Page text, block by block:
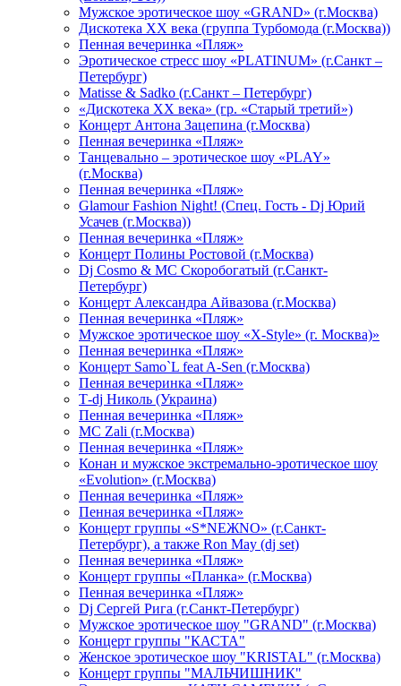
Мужское эротическое шоу «GRAND» (г.Москва)
Дискотека XX века (группа Турбомода (г.Москва))
Пенная вечеринка «Пляж»
Эротическое стресс шоу «PLATINUM» (г.Санкт –
Петербург)
Matisse & Sadko (г.Санкт – Петербург)
«Дискотека ХХ века» (гр. «Старый третий»)
Концерт Антона Зацепина (г.Москва)
Пенная вечеринка «Пляж»
Танцевально – эротическое шоу «PLAY»
(г.Москва)
Пенная вечеринка «Пляж»
Glamour Fashion Night! (Спец. Гость - Dj Юрий
Усачев (г.Москва))
Пенная вечеринка «Пляж»
Концерт Полины Ростовой (г.Москва)
Dj Cosmo & МС Скоробогатый (г.Санкт-
Петербург)
Концерт Александра Айвазова (г.Москва)
Пенная вечеринка «Пляж»
Мужское эротическое шоу «X-Style» (г. Москва)»
Пенная вечеринка «Пляж»
Концерт Samo`L feat A-Sen (г.Москва)
Пенная вечеринка «Пляж»
Т-dj Николь (Украина)
Пенная вечеринка «Пляж»
МС Zali (г.Москва)
Пенная вечеринка «Пляж»
Конан и мужское экстремально-эротическое шоу
«Evolution» (г.Москва)
Пенная вечеринка «Пляж»
Пенная вечеринка «Пляж»
Концерт группы «S*NEЖNO» (г.Санкт-
Петербург), а также Ron May (dj set)
Пенная вечеринка «Пляж»
Концерт группы «Планка» (г.Москва)
Пенная вечеринка «Пляж»
Dj Сергей Рига (г.Санкт-Петербург)
Мужское эротическое шоу "GRAND" (г.Москва)
Концерт группы "КАСТА"
Женское эротическое шоу "KRISTAL" (г.Москва)
Концерт группы "МАЛЬЧИШНИК"